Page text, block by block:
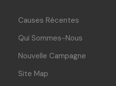
Causes Récentes
Qui Sommes-Nous
Nouvelle Campagne
Site Map